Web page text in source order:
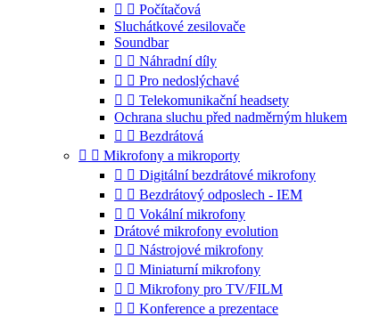
  Počítačová
Sluchátkové zesilovače
Soundbar
  Náhradní díly
  Pro nedoslýchavé
  Telekomunikační headsety
Ochrana sluchu před nadměrným hlukem
  Bezdrátová
  Mikrofony a mikroporty
  Digitální bezdrátové mikrofony
  Bezdrátový odposlech - IEM
  Vokální mikrofony
Drátové mikrofony evolution
  Nástrojové mikrofony
  Miniaturní mikrofony
  Mikrofony pro TV/FILM
  Konference a prezentace